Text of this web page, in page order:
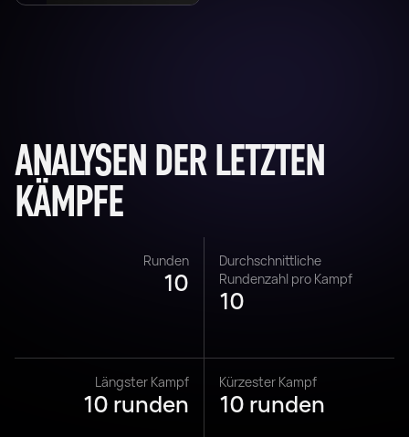
ANALYSEN DER LETZTEN
KÄMPFE
Runden
10
Durchschnittliche
Rundenzahl pro Kampf
10
Längster Kampf
10 runden
Kürzester Kampf
10 runden